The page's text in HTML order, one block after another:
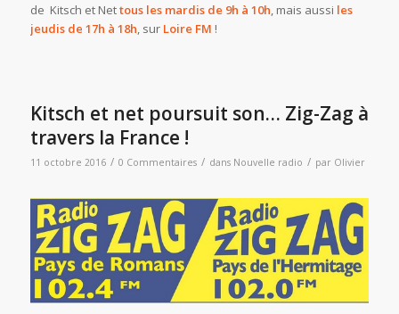
de Kitsch et Nettous les mardis de 9h à 10h, mais aussi les
jeudis de 17h à 18h, surLoire FM !
Kitsch et net poursuit son… Zig-Zag à
travers la France !
11 octobre 2016 / 0 Commentaires / dans Nouvelle radio / par Olivier